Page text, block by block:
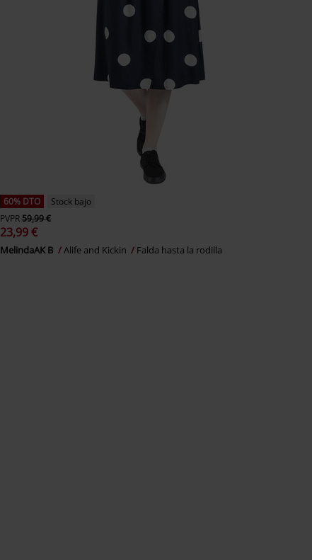
60% DTO
Stock bajo
PVPR59,99 €
23,99 €
MelindaAK B Alife and Kickin Falda hasta la rodilla